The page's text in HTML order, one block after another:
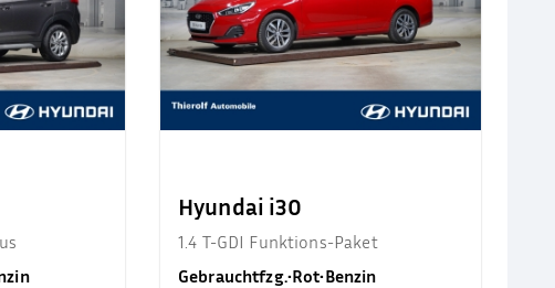
Hyundai i30
1.4 T-GDI Funktions-Paket
Gebrauchtfzg.•Rot•Benzin